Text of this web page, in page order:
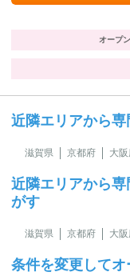
オープ
近隣エリアから
滋賀県 京都府 大
近隣エリアから
がす
滋賀県 京都府 大
条件を変更して